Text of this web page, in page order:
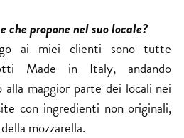
che propone nel suo locale?
ai miei clienti sono tutte
Made in Italy, andando
maggior parte dei locali nei
con ingredienti non originali,
mozzarella.